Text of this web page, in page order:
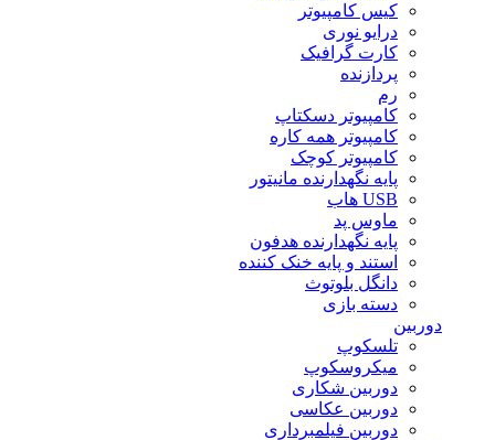
کیس کامپیوتر
درایو نوری
کارت گرافیک
پردازنده
رم
کامپیوتر دسکتاپ
کامپیوتر همه کاره
کامپیوتر کوچک
پایه نگهدارنده مانیتور
USB هاب
ماوس پد
پایه نگهدارنده هدفون
استند و پایه خنک کننده
دانگل بلوتوث
دسته بازی
دوربین
تلسکوپ
میکروسکوپ
دوربین شکاری
دوربین عکاسی
دوربین فیلمبرداری